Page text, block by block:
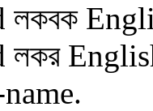
লকবক
লকর